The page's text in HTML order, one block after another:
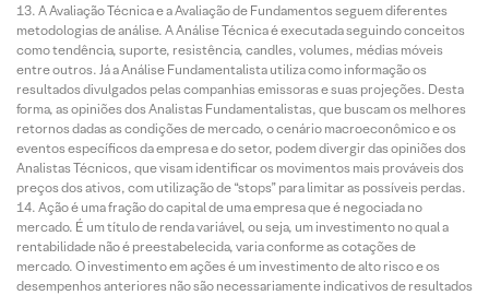
A Avaliação Técnica e a Avaliação de Fundamentos seguem diferentes
metodologias de análise. A Análise Técnica é executada seguindo conceitos
como tendência, suporte, resistência, candles, volumes, médias móveis
entre outros. Já a Análise Fundamentalista utiliza como informação os
resultados divulgados pelas companhias emissoras e suas projeções. Desta
forma, as opiniões dos Analistas Fundamentalistas, que buscam os melhores
retornos dadas as condições de mercado, o cenário macroeconômico e os
eventos específicos da empresa e do setor, podem divergir das opiniões dos
Analistas Técnicos, que visam identificar os movimentos mais prováveis dos
preços dos ativos, com utilização de “stops” para limitar as possíveis perdas.
Ação é uma fração do capital de uma empresa que é negociada no
mercado. É um título de renda variável, ou seja, um investimento no qual a
rentabilidade não é preestabelecida, varia conforme as cotações de
mercado. O investimento em ações é um investimento de alto risco e os
desempenhos anteriores não são necessariamente indicativos de resultados